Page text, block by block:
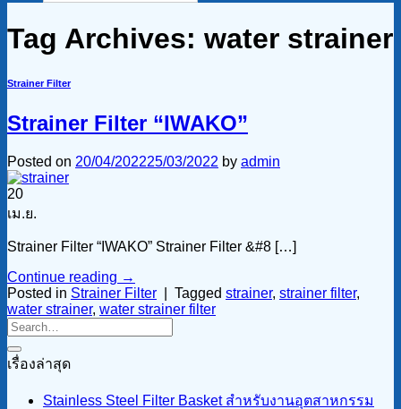
Tag Archives: water strainer
Strainer Filter
Strainer Filter “IWAKO”
Posted on 20/04/202225/03/2022 by admin
20
เม.ย.
Strainer Filter “IWAKO” Strainer Filter &#8 […]
Continue reading →
Posted in Strainer Filter Tagged strainer, strainer filter,
water strainer, water strainer filter
เรื่องล่าสุด
Stainless Steel Filter Basket สำหรับงานอุตสาหกรรม